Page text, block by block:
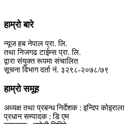
हाम्रो बारे
न्यूज हब नेपाल प्रा. लि.
तथा निजगढ टाईम्स प्रा. लि.
द्वारा संयुक्त रूपमा संचालित
सूचना विभाग दर्ता नं. ३२९८-२०७८/७९
हाम्रो समूह
अध्यक्ष तथा प्रबन्ध निर्देशक : इन्दिप कोइराला
प्रधान सम्पादक : डि एम